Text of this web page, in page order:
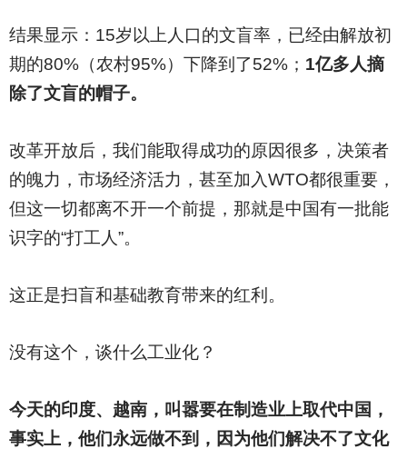
结果显示：15岁以上人口的文盲率，已经由解放初
期的80%（农村95%）下降到了52%； 1亿多人摘
除了文盲的帽子。
改革开放后，我们能取得成功的原因很多，决策者
的魄力，市场经济活力，甚至加入WTO都很重要，
但这一切都离不开一个前提，那就是中国有一批能
识字的“打工人”。
这正是扫盲和基础教育带来的红利。
没有这个，谈什么工业化？
今天的印度、越南，叫嚣要在制造业上取代中国，
事实上，他们永远做不到，因为他们解决不了文化